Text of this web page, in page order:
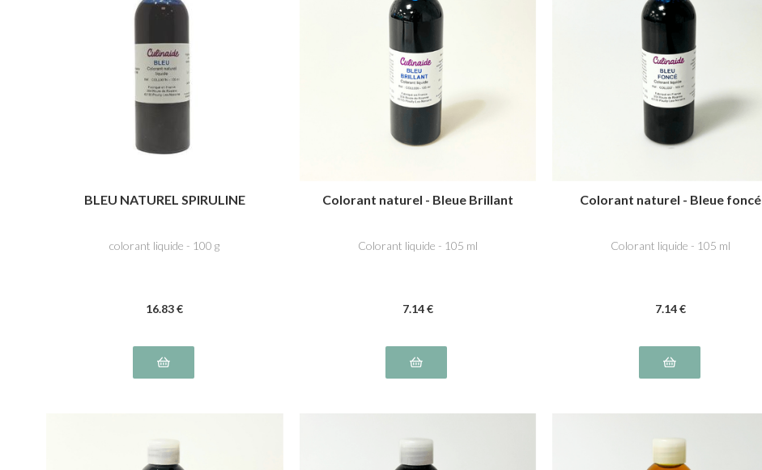
BLEU NATUREL SPIRULINE
colorant liquide - 100 g
16.83€
Colorant naturel - Bleue Brillant
Colorant liquide - 105 ml
7.14€
Colorant naturel - Bleue foncé
Colorant liquide - 105 ml
7.14€